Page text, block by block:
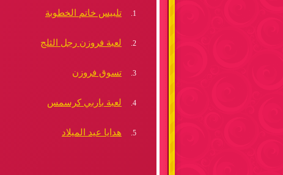
تلبيس خاتم الخطوبة
لعبة فروزن رجل الثلج
تسوق فروزن
لعبة باربي كرسمس
هدايا عيد الميلاد